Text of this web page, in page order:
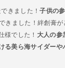
きました！子供の
できました！絆創膏
様でした！ 大人の参
る美ら海サイダーや